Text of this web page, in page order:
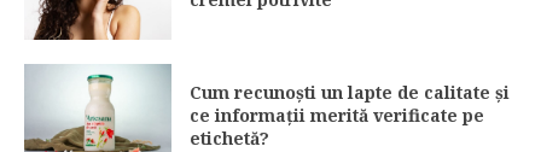
Cum recunoști un lapte de calitate și
ce informații merită verificate pe
etichetă?